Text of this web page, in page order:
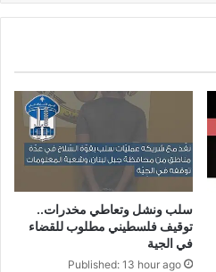
سلب ونشل وتعاطي مخدرات..
توقيف فلسطيني مطلوب للقضاء
في الجية
Published: 13 hour ago